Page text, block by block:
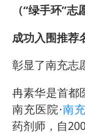
（“绿手环”志
成功入围推荐
彰显了南充志
冉素华是首都
南充医院·南
药剂师，自